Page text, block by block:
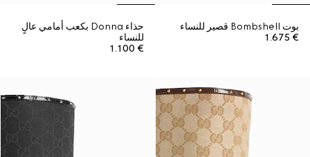
بوت Bombshell قصير للنساء
€ 1.675
حذاء Donna بكعب أمامي عالٍ
للنساء
€ 1.100